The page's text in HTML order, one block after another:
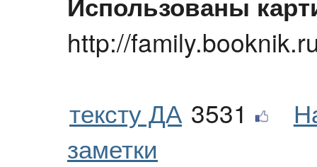
http://
тексту ДА 3531
заметки